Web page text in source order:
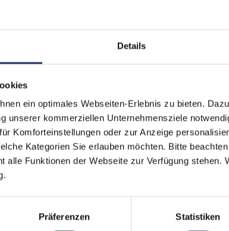
Details
ein optimales Webseiten-Erlebnis zu bieten.
unserer kommerziellen Unternehmensziele
Komforteinstellungen oder zur Anzeige
Kategorien Sie erlauben möchten. Bitte
alle Funktionen der Webseite zur Verfügung stehen.
Präferenzen Statistiken
Aufkleber befindet sich
auf
liegt im Normalfall
auf Akkulaufzeiten
Technische
Grading:
Betriebssystem:
Prozessorkerne:
Displayart: